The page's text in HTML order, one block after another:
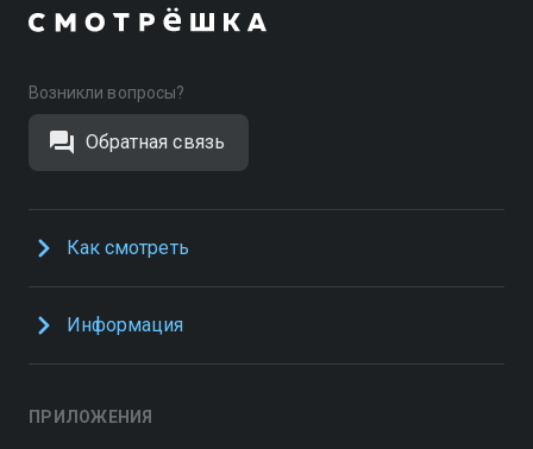
Возникли вопросы?
Обратная связь
Как смотреть
Информация
ПРИЛОЖЕНИЯ